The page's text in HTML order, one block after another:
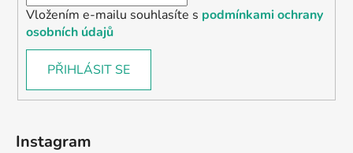
Vložením e-mailu souhlasíte s podmínkami ochrany
osobních údajů
PŘIHLÁSIT SE
Instagram